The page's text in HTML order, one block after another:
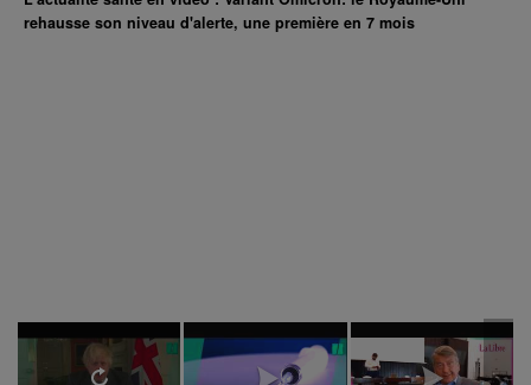
rehausse son niveau d'alerte, une première en 7 mois